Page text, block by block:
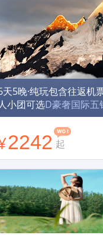
天5晚·纯玩包含往返
小团可选D豪奢国际五
拍+动车返昆 『千人
B懒人9点出发+陆地头等
2242 起